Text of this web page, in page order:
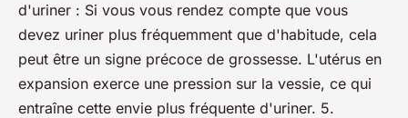
d'uriner : Si vous vous rendez compte que vous
devez uriner plus fréquemment que d'habitude, cela
peut être un signe précoce de grossesse. L'utérus en
expansion exerce une pression sur la vessie, ce qui
entraîne cette envie plus fréquente d'uriner. 5.